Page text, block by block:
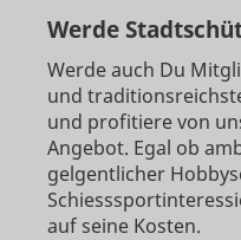
Werde
Werde auch Du
und
und profitiere von
Angebot. Egal ob
gelgentlicher
auf seine Kosten.